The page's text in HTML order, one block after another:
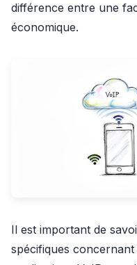
différence entre une
économique.
Il est important de
spécifiques